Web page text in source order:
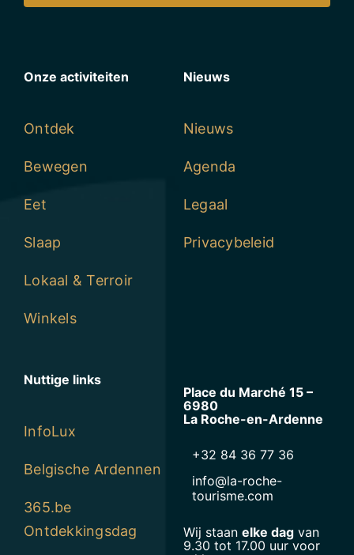
Onze activiteiten
Ontdek
Bewegen
Eet
Slaap
Lokaal & Terroir
Winkels
Nieuws
Nieuws
Agenda
Legaal
Privacybeleid
Nuttige links
InfoLux
Belgische Ardennen
365.be
Ontdekkingsdag
Place du Marché 15 –
6980
La Roche-en-Ardenne
+32 84 36 77 36
info@la-roche-
tourisme.com
Wij staan elke dagvan
9.30 tot 17.00 uur voor